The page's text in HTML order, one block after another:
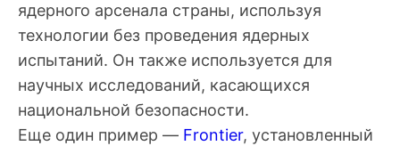
ядерного арсенала страны, используя
технологии без проведения ядерных
испытаний. Он также используется для
научных исследований, касающихся
национальной безопасности.
Еще один пример — Frontier, установленный